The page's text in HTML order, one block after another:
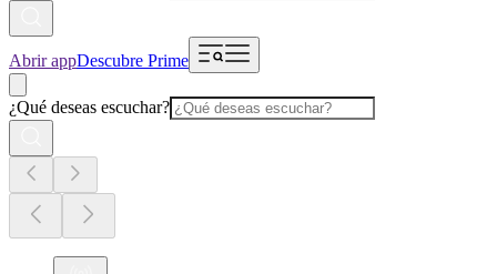
Abrir appDescubre Prime
¿Qué deseas escuchar?